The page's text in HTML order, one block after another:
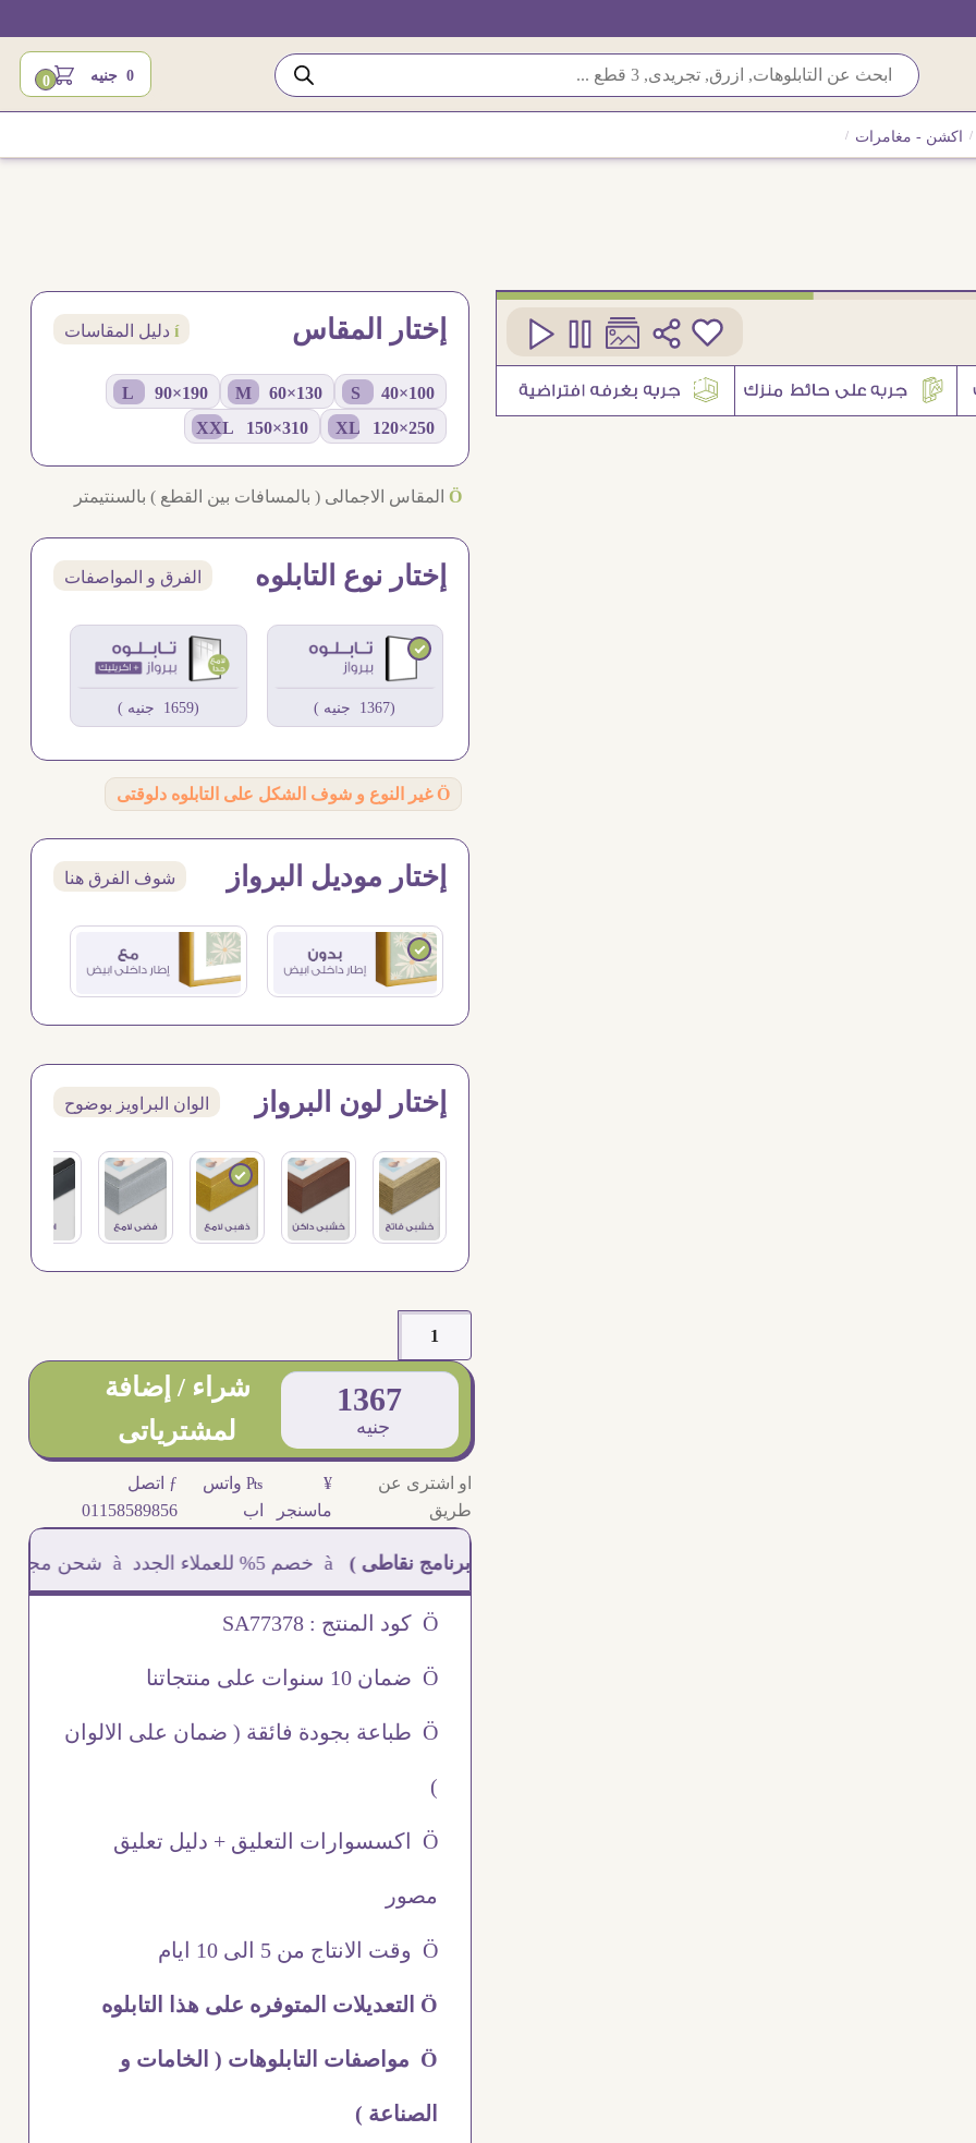
0 جنيه 0
/ اكشن - مغامرات /
1 إختار المقاس í دليل المقاسات
100×40 S
130×60 M
190×90 L
250×120 XL
310×150 XXL
Öالمقاس الاجمالى ( بالمسافات بين القطع ) بالسنتيمتر
إختار نوع التابلوه الفرق و المواصفات
(1367 جنيه ) (1659 جنيه )
Ö غير النوع و شوف الشكل على التابلوه دلوقتى
إختار موديل البرواز شوف الفرق هنا
إختار لون البرواز الوان البراويز بوضوح
1367
جنيه
شراء / إضافة
لمشترياتى
او اشترى عن
طريق
¥
ماسنجر
₧ واتس
اب
ƒ اتصل
01158589856
( برنامج نقاطى )à خصم 5% للعملاء الجدد à شحن مجانى عند الشراء ب 4000 جنيه à
Ö كود المنتج : SA77378
Ö ضمان 10 سنوات على منتجاتنا
Ö طباعة بجودة فائقة ( ضمان على الالوان
)
Ö اكسسوارات التعليق + دليل تعليق
مصور
Ö وقت الانتاج من 5 الى 10 ايام
Ö التعديلات المتوفره على هذا التابلوه
Ö مواصفات التابلوهات ( الخامات و
الصناعة )